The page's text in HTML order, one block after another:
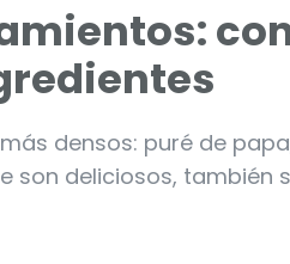
densos: puré de
son deliciosos,